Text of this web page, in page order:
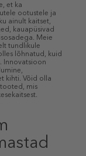
et ka
ootustele ja
ainult kaitset,
kauapüsivad
Meie
tundlikule
lõhnatud, kuid
Innovatsioon
kihti. Võid olla
mis